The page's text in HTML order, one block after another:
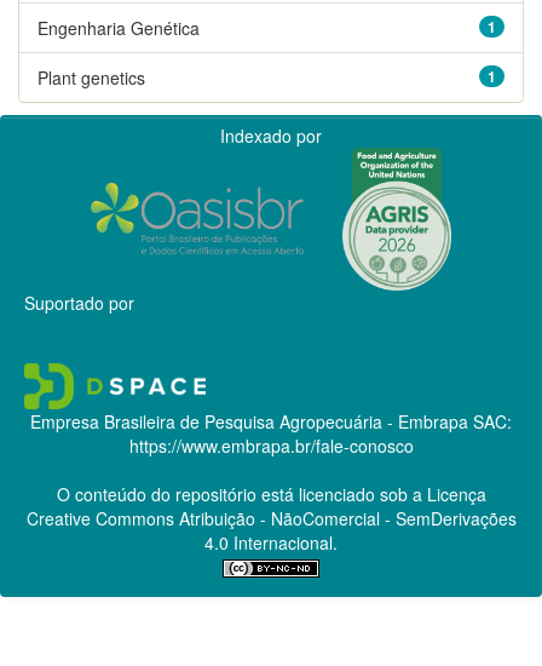
1
Engenharia Genética
1
Plant genetics
Indexado por
Suportado por
Empresa Brasileira de Pesquisa Agropecuária - Embrapa SAC:
https://www.embrapa.br/fale-conosco
O conteúdo do repositório está licenciado sob a Licença
Creative CommonsAtribuição - NãoComercial - SemDerivações
4.0 Internacional.